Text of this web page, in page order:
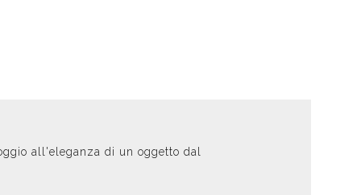
all'eleganza di un oggetto dal